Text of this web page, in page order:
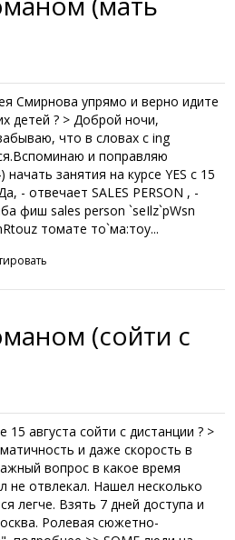
Смирнова упрямо и верно идите
детей ? > Доброй ночи,
что в словах с ing
и поправляю
занятия на курсе YES с 15
- отвечает SALES PERSON , -
фиш sales person `seIlz`pWsn
томате то`ма:тоу...
(сойти с
августа сойти с дистанции ? >
и даже скорость в
вопрос в какое время
не отвлекал. Нашел несколько
легче. Взять 7 дней доступа и
Ролевая cюжетно-